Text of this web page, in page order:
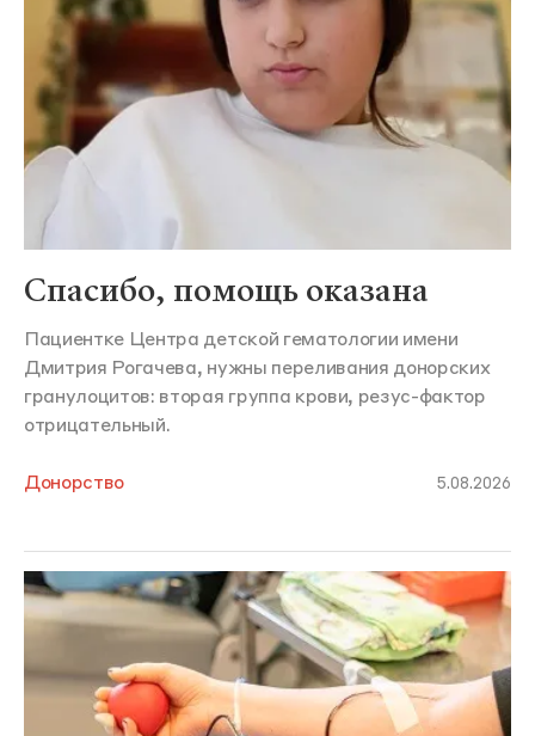
Спасибо, помощь оказана
Пациентке Центра детской гематологии имени
Дмитрия Рогачева, нужны переливания донорских
гранулоцитов: вторая группа крови, резус-фактор
отрицательный.
Донорство 5.08.2026